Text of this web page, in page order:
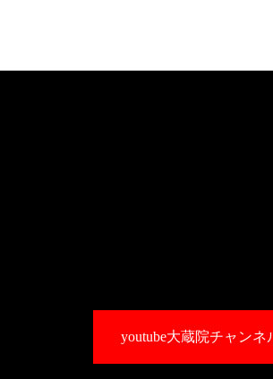
youtube大蔵院チャンネ